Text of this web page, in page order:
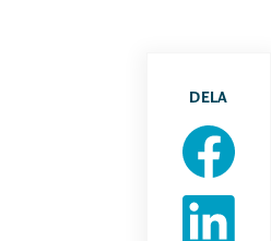
DELA